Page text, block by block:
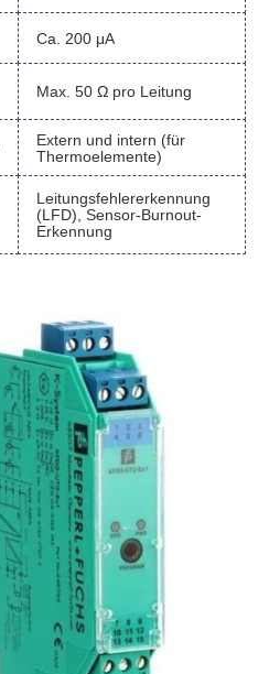
Ca. 200 μA
Max. 50 Ω pro Leitung
Extern und intern (für
Thermoelemente)
Leitungsfehlererkennung
(LFD), Sensor-Burnout-
Erkennung